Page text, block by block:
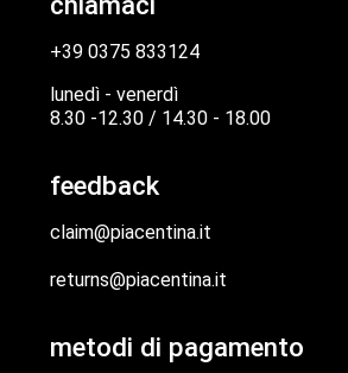
+39 0375 833124
lunedì - venerdì
8.30 -12.30 / 14.30 - 18.00
feedback
claim@piacentina.it
returns@piacentina.it
metodi di pagamento